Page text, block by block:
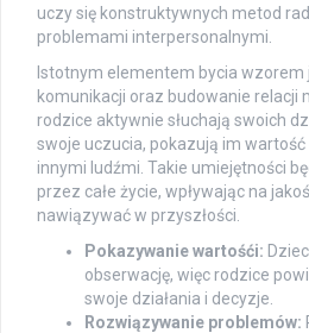
uczy się konstruktywnych metod
problemami interpersonalnymi.
Istotnym elementem bycia
komunikacji oraz budowanie relacji
rodzice aktywnie słuchają swoich
swoje uczucia, pokazują im
innymi ludźmi. Takie umiejętności
przez całe życie, wpływając na
nawiązywać w przyszłości.
Pokazywanie wartośći:
obserwację, więc rodzice
swoje działania i decyzje.
Rozwiązywanie problemów: